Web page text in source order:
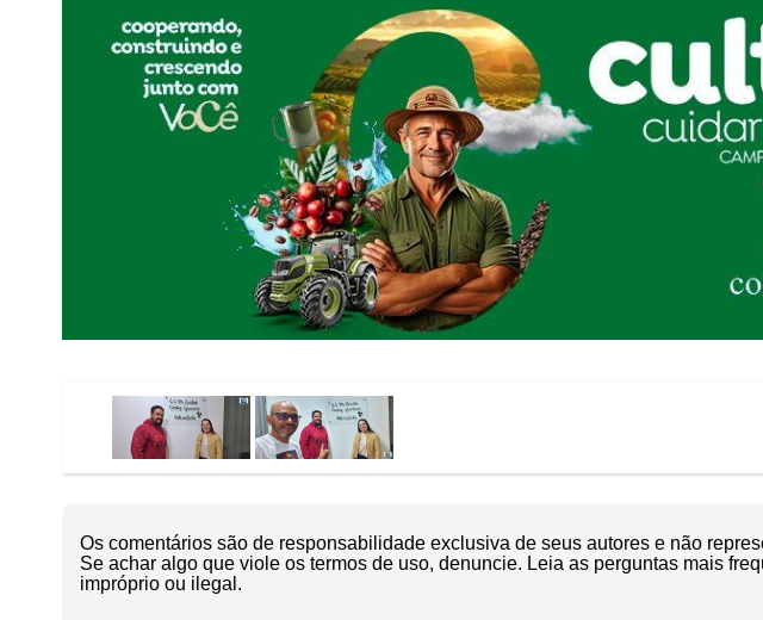
Os comentários são de responsabilidade exclusiva de seus autores e não
Se achar algo que viole os termos de uso, denuncie. Leia as perguntas mais
impróprio ou ilegal.